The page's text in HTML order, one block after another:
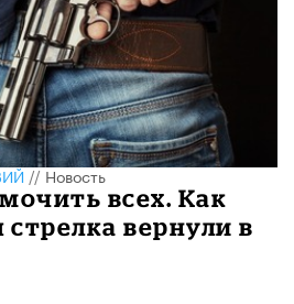
//Новость
всех. Как
вернули в